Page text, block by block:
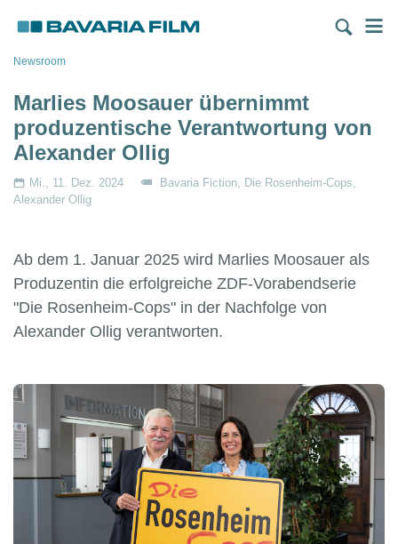
zum
Inhalt
Pfadnavigation
Newsroom
Marlies Moosauer übernimmt
produzentische Verantwortung von
Alexander Ollig
Mi., 11. Dez. 2024 Bavaria Fiction Die Rosenheim-Cops
Alexander Ollig
Ab dem 1. Januar 2025 wird Marlies Moosauer als
Produzentin die erfolgreiche ZDF-Vorabendserie
"Die Rosenheim-Cops" in der Nachfolge von
Alexander Ollig verantworten.